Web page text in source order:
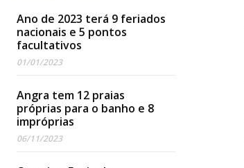
Ano de 2023 terá 9 feriados
nacionais e 5 pontos
facultativos
01/01/2023
Angra tem 12 praias
próprias para o banho e 8
impróprias
06/11/2023